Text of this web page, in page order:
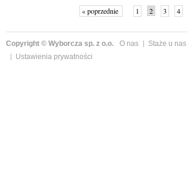
« poprzednie 1 2 3 4
Copyright © Wyborcza sp. z o.o. O nas Staże u nas
Ustawienia prywatności